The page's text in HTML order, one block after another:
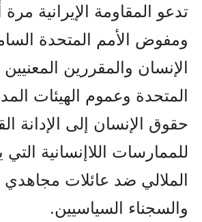
تدعو المقاومة الإيرانية
ومفوض الأمم المتحدة
الإنسان والمقررين
المتحدة وعموم الهيئات
حقوق الإنسان إلى الإدانة
للممارسات اللاإنسانية التي
الملالي ضد عائلات
والسجناء السياسيين.